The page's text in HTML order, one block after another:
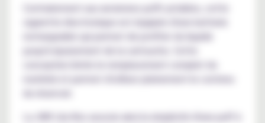
Contrairement aux anciennes puffs jetables, cette
cigarette électronique est équipée d'une batterie
rechargeable qui permet de profiter du liquide
conception limite le remplacement complet du
matériel et permet d'utiliser pleinement le contenu
La JNR Lila Kiss associe ainsi la simplicité d'une puff à